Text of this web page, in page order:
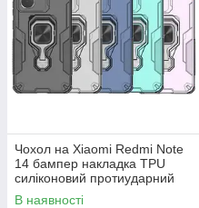
Чохол на Xiaomi Redmi Note
14 бампер накладка TPU
силіконовий протиударний
оригінальний "VANGUARD"
В наявності